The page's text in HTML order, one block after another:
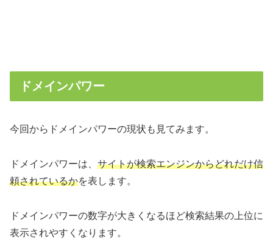
ドメインパワー
今回からドメインパワーの現状も見てみます。
ドメインパワーは、 サイトが検索エンジンからどれだけ信
頼されているかを表します。
ドメインパワーの数字が大きくなるほど検索結果の上位に
表示されやすくなります。